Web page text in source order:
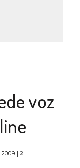
voz
2009 | 2